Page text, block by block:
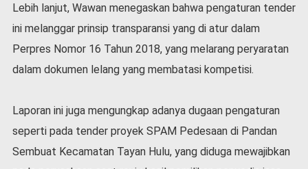
l
Lebih lanjut, Wawan menegaskan bahwa pengaturan tender
ini melanggar prinsip transparansi yang di atur dalam
Perpres Nomor 16 Tahun 2018, yang melarang peryaratan
dalam dokumen lelang yang membatasi kompetisi.
Laporan ini juga mengungkap adanya dugaan pengaturan
seperti pada tender proyek SPAM Pedesaan di Pandan
Sembuat Kecamatan Tayan Hulu, yang diduga mewajibkan